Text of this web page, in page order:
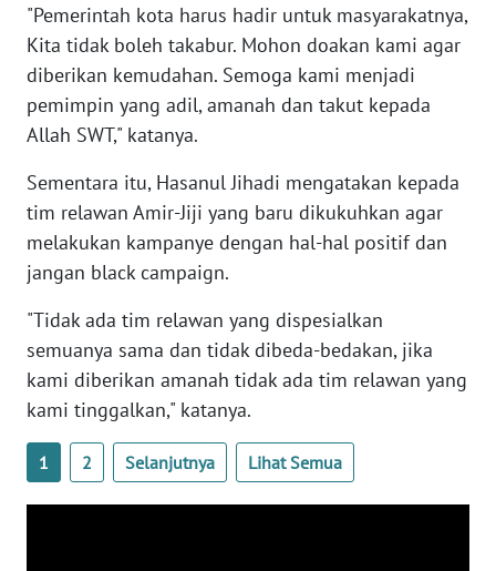
"Pemerintah kota harus hadir untuk masyarakatnya,
Kita tidak boleh takabur. Mohon doakan kami agar
diberikan kemudahan. Semoga kami menjadi
pemimpin yang adil, amanah dan takut kepada
Allah SWT," katanya.
Sementara itu, Hasanul Jihadi mengatakan kepada
tim relawan Amir-Jiji yang baru dikukuhkan agar
melakukan kampanye dengan hal-hal positif dan
jangan black campaign.
"Tidak ada tim relawan yang dispesialkan
semuanya sama dan tidak dibeda-bedakan, jika
kami diberikan amanah tidak ada tim relawan yang
kami tinggalkan," katanya.
1 2 Selanjutnya Lihat Semua
WN
SULBAR
WN
WN
SUMBAR
SUMSEL
WN
WN
LAMPUNG